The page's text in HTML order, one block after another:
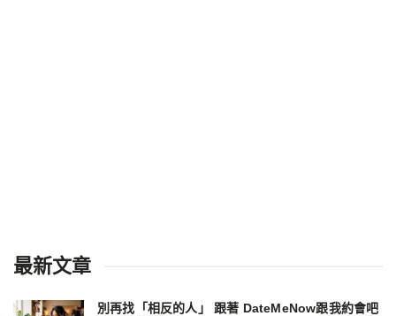
最新文章
別再找「相反的人」 跟著 DateMeNow跟我約會吧